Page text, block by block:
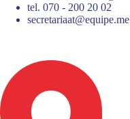
tel. 070 - 200 20 02
secretariaat@equipe.me